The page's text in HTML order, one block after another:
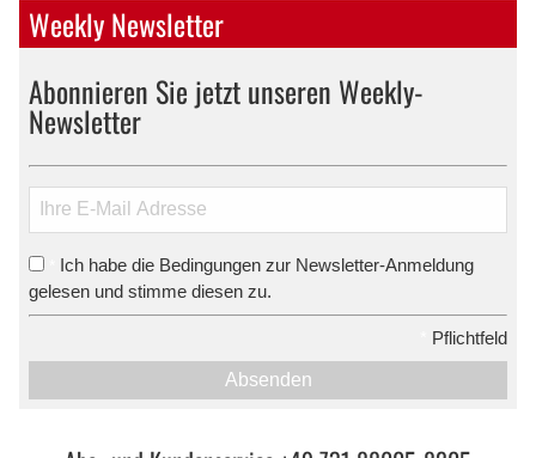
Weekly Newsletter
Abonnieren Sie jetzt unseren Weekly-
Newsletter
Ich habe die Bedingungen zur Newsletter-Anmeldung
gelesen und stimme diesen zu.
Pflichtfeld
Absenden